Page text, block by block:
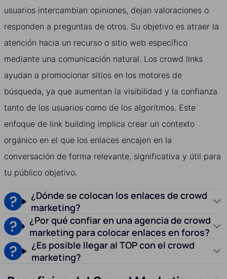
usuarios intercambian opiniones, dejan valoraciones o
responden a preguntas de otros. Su objetivo es atraer la
atención hacia un recurso o sitio web específico
mediante una comunicación natural. Los crowd links
ayudan a promocionar sitios en los motores de
búsqueda, ya que aumentan la visibilidad y la confianza
tanto de los usuarios como de los algoritmos. Este
enfoque de link building implica crear un contexto
orgánico en el que los enlaces encajen en la
conversación de forma relevante, significativa y útil para
tu público objetivo.
¿Dónde se colocan los enlaces de crowd
marketing?
¿Por qué confiar en una agencia de crowd
marketing para colocar enlaces en foros?
¿Es posible llegar al TOP con el crowd
marketing?